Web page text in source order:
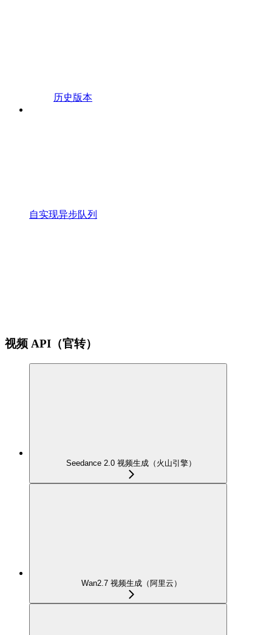
历史版本
自实现异步队列
视频 API（官转）
Seedance 2.0 视频生成（火山引擎）
Wan2.7 视频生成（阿里云）